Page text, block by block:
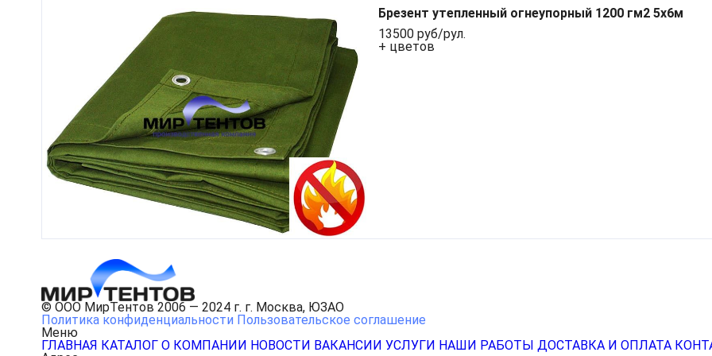
Брезент утепленный огнеупорный 1200 гм2 5х6м
13500 руб/рул.
+ цветов
© ООО МирТентов 2006 — 2024 г. г. Москва, ЮЗАО
Политика конфиденциальности Пользовательское соглашение
Меню
ГЛАВНАЯ КАТАЛОГ О КОМПАНИИ НОВОСТИ ВАКАНСИИ УСЛУГИ НАШИ РАБОТЫ ДОСТАВКА И ОПЛАТА